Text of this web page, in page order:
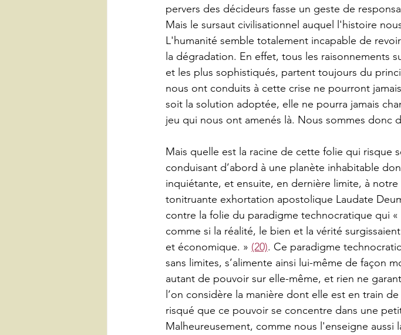
pervers des décideurs fasse un geste de
Mais le sursaut civilisationnel auquel l'histoire
L'humanité semble totalement incapable de
la dégradation. En effet, tous les raisonnements
et les plus sophistiqués, partent toujours du
nous ont conduits à cette crise ne pourront
soit la solution adoptée, elle ne pourra jamais
jeu qui nous ont amenés là. Nous sommes donc
Mais quelle est la racine de cette folie qui risque
conduisant d’abord à une planète inhabitable
inquiétante, et ensuite, en dernière limite, à
tonitruante exhortation apostolique Laudate
contre la folie du paradigme technocratique qui
comme si la réalité, le bien et la vérité
et économique. » (20). Ce paradigme
sans limites, s’alimente ainsi lui-même de façon
autant de pouvoir sur elle-même, et rien ne
l’on considère la manière dont elle est en train
risqué que ce pouvoir se concentre dans une
Malheureusement, comme nous l'enseigne